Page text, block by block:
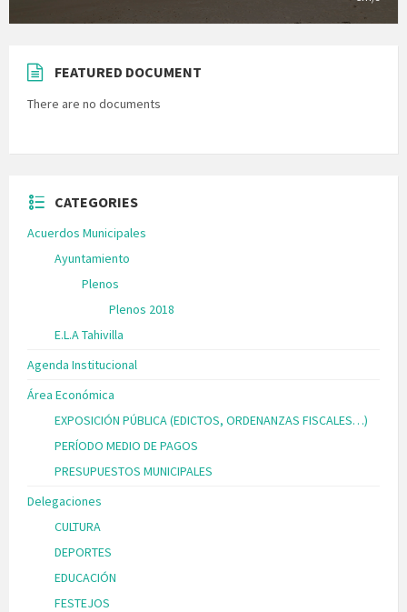
FEATURED DOCUMENT
There are no documents
CATEGORIES
Acuerdos Municipales
Ayuntamiento
Plenos
Plenos 2018
E.L.A Tahivilla
Agenda Institucional
Área Económica
EXPOSICIÓN PÚBLICA (EDICTOS, ORDENANZAS FISCALES…)
PERÍODO MEDIO DE PAGOS
PRESUPUESTOS MUNICIPALES
Delegaciones
CULTURA
DEPORTES
EDUCACIÓN
FESTEJOS